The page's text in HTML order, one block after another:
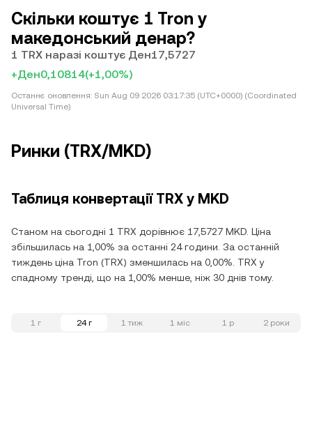
Скільки коштує 1 Tron у
македонський денар?
1 TRX наразі коштує Ден17,5727
+Ден0,10814(+1,00%)
Останнє оновлення: Sun Aug 09 2026 03:17:35 (UTC+0000) (Coordinated
Universal Time)
Ринки (TRX/MKD)
Таблиця конвертації TRX у MKD
Станом на сьогодні 1 TRX дорівнює 17,5727 MKD. Ціна
збільшилась на 1,00% за останні 24 години. За останній
тиждень ціна Tron (TRX) зменшилась на 0,00%. TRX у
спадному тренді, що на 1,00% менше, ніж 30 днів тому.
1 г 24 г 1 тиж 1 міс 1 р 2 роки